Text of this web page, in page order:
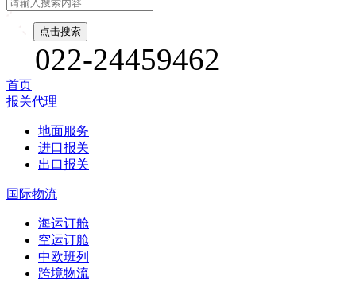
022-24459462
首页
报关代理
地面服务
进口报关
出口报关
国际物流
海运订舱
空运订舱
中欧班列
跨境物流